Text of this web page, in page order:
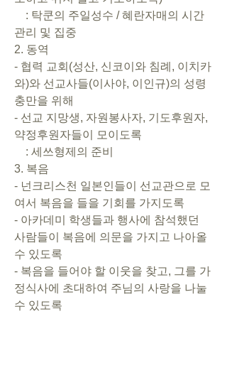
관리 및 집중
2. 동역
- 협력 교회(성산, 신코이와 침례, 이치카
와)와 선교사들(이사야, 이인규)의 성령
충만을 위해
- 선교 지망생, 자원봉사자, 기도후원자,
약정후원자들이 모이도록
    : 세쓰형제의 준비
3. 복음
- 넌크리스천 일본인들이 선교관으로 모
여서 복음을 들을 기회를 가지도록
- 아카데미 학생들과 행사에 참석했던
사람들이 복음에 의문을 가지고 나아올
수 있도록
- 복음을 들어야 할 이웃을 찾고, 그를 가
정식사에 초대하여 주님의 사랑을 나눌
수 있도록